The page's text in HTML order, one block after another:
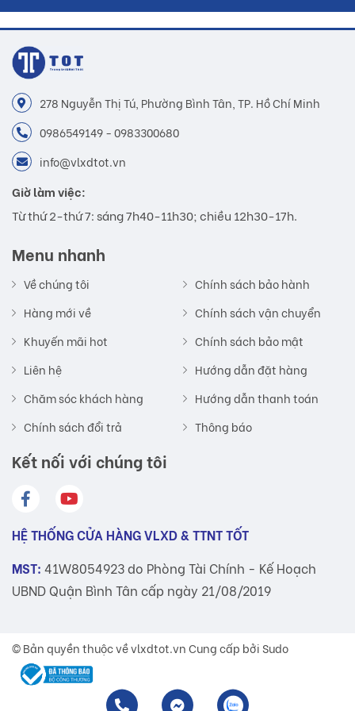
278 Nguyễn Thị Tú, Phường Bình Tân, TP. Hồ Chí Minh
0986549149 - 0983300680
info@vlxdtot.vn
Giờ làm việc:
Từ thứ 2-thứ 7: sáng 7h40-11h30; chiều 12h30-17h.
Menu nhanh
Về chúng tôi
Hàng mới về
Khuyến mãi hot
Liên hệ
Chăm sóc khách hàng
Chính sách đổi trả
Chính sách bảo hành
Chính sách vận chuyển
Chính sách bảo mật
Hướng dẫn đặt hàng
Hướng dẫn thanh toán
Thông báo
Kết nối với chúng tôi
HỆ THỐNG CỬA HÀNG VLXD & TTNT TỐT
MST: 41W8054923 do Phòng Tài Chính - Kế Hoạch
UBND Quận Bình Tân cấp ngày 21/08/2019
© Bản quyền thuộc vềvlxdtot.vnCung cấp bởi Sudo